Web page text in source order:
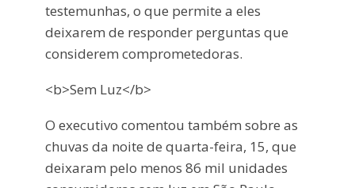
testemunhas, o que permite a eles
deixarem de responder perguntas que
considerem comprometedoras.
<b>Sem Luz</b>
O executivo comentou também sobre as
chuvas da noite de quarta-feira, 15, que
deixaram pelo menos 86 mil unidades